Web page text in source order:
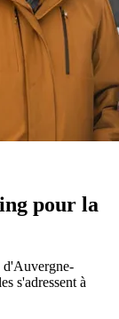
pour la
d'Auvergne-
s'adressent à